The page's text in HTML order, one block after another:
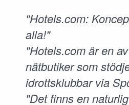
"Hotels.com:
alla!"
"Hotels.com är en
nätbutiker som
idrottsklubbar via
"Det finns en